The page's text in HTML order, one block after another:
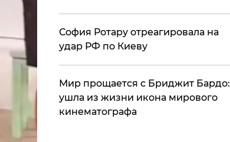
София Ротару отреагировала на
удар РФ по Киеву
Мир прощается с Бриджит Бардо:
ушла из жизни икона мирового
кинематографа